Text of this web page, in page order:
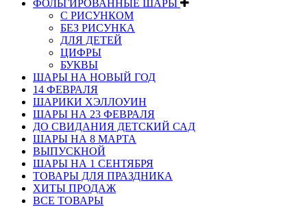
ФОЛЬГИРОВАННЫЕ ШАРЫ
С РИСУНКОМ
БЕЗ РИСУНКА
ДЛЯ ДЕТЕЙ
ЦИФРЫ
БУКВЫ
ШАРЫ НА НОВЫЙ ГОД
14 ФЕВРАЛЯ
ШАРИКИ ХЭЛЛОУИН
ШАРЫ НА 23 ФЕВРАЛЯ
ДО СВИДАНИЯ ДЕТСКИЙ САД
ШАРЫ НА 8 МАРТА
ВЫПУСКНОЙ
ШАРЫ НА 1 СЕНТЯБРЯ
ТОВАРЫ ДЛЯ ПРАЗДНИКА
ХИТЫ ПРОДАЖ
ВСЕ ТОВАРЫ